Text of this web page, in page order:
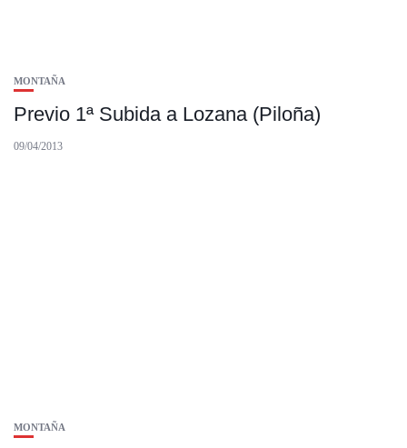
MONTAÑA
Previo 1ª Subida a Lozana (Piloña)
09/04/2013
MONTAÑA